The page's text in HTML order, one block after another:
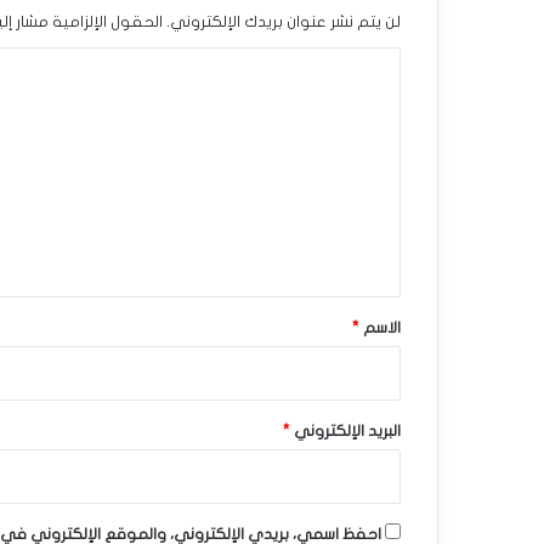
إ
ت
و
ق
ع
ا
لن يتم نشر عنوان بريدك الإلكتروني. الحقول الإلزامية مشار
*الاسم *
البريد الإلكتروني *
احفظ اسمي، بريدي الإلكتروني، والموقع الإلكتروني